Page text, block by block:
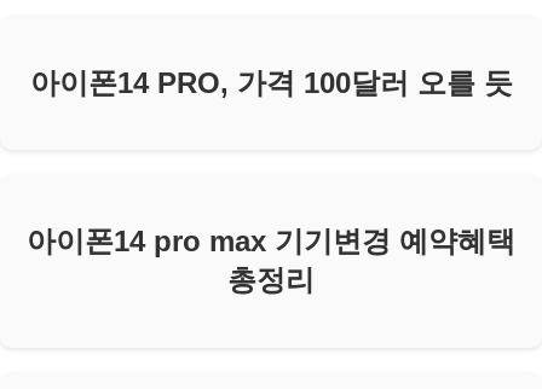
아이폰14 PRO, 가격 100달러 오를 듯
아이폰14 pro max 기기변경 예약혜택
총정리